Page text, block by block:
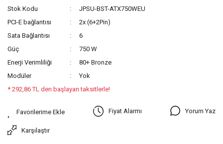
Stok Kodu
JPSU-BST-ATX750WEU
PCI-E bağlantısı
2x (6+2Pin)
Sata Bağlantısı
6
Güç
750 W
Enerji Verimliliği
80+ Bronze
Modüler
Yok
* 292,86 TL den başlayan taksitlerle!
Fiyat Alarmı Yorum Yaz
Karşılaştır